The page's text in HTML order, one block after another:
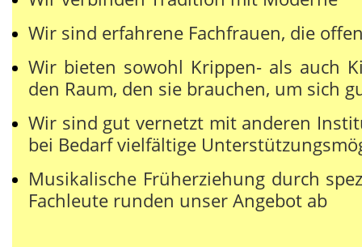
Wir sind erfahrene Fachfrauen, die
Wir bieten sowohl Krippen- als auch
den Raum, den sie brauchen, um sich
Wir sind gut vernetzt mit anderen
bei Bedarf vielfältige
Musikalische Früherziehung durch
Fachleute runden unser Angebot ab